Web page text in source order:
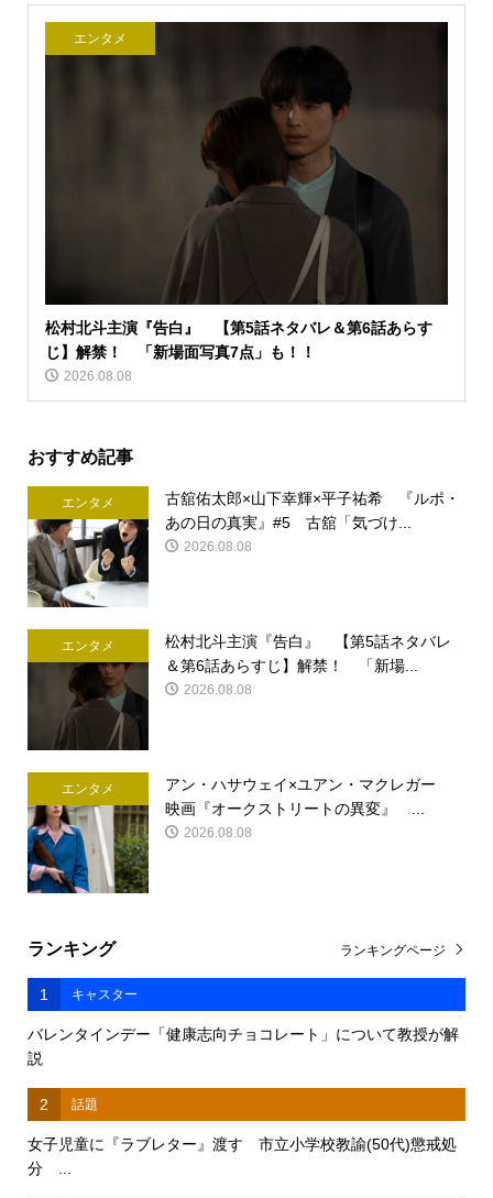
エンタメ
松村北斗主演『告白』 【第5話ネタバレ＆第6話あらす
じ】解禁！ 「新場面写真7点」も！！
2026.08.08
おすすめ記事
エンタメ
古舘佑太郎×山下幸輝×平子祐希 『ルポ・
あの日の真実』#5 古舘「気づけ...
2026.08.08
エンタメ
松村北斗主演『告白』 【第5話ネタバレ
＆第6話あらすじ】解禁！ 「新場...
2026.08.08
エンタメ
アン・ハサウェイ×ユアン・マクレガー
映画『オークストリートの異変』 ...
2026.08.08
ランキング
1 キャスター
バレンタインデー「健康志向チョコレート」について教授が解
説
2 話題
女子児童に『ラブレター』渡す 市立小学校教諭(50代)懲戒処
分 ...
ランキングページ